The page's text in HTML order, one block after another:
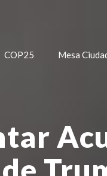
COP25 Mesa